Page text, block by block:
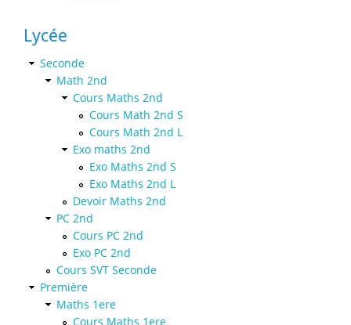
Lycée
Seconde
Math 2nd
Cours Maths 2nd
Cours Math 2nd S
Cours Math 2nd L
Exo maths 2nd
Exo Maths 2nd S
Exo Maths 2nd L
Devoir Maths 2nd
PC 2nd
Cours PC 2nd
Exo PC 2nd
Cours SVT Seconde
Première
Maths 1ere
Cours Maths 1ere